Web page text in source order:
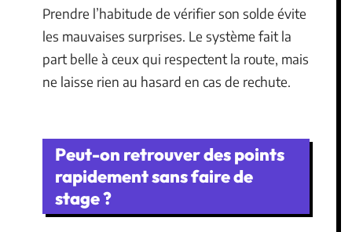
Prendre l’habitude de vérifier son solde évite
les mauvaises surprises. Le système fait la
part belle à ceux qui respectent la route, mais
ne laisse rien au hasard en cas de rechute.
Peut-on retrouver des points
rapidement sans faire de
stage ?